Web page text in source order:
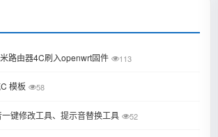
路由器4C刷入openwrt固件 113
模板 58
键修改工具、提示音替换工具 52